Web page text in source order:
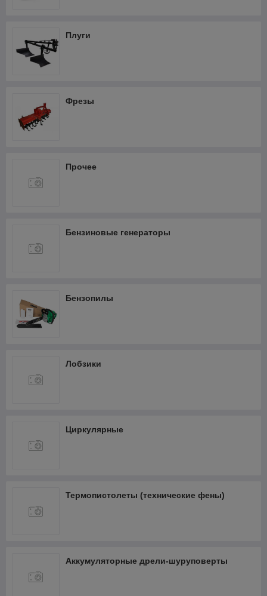
Плуги
Фрезы
Прочее
Бензиновые генераторы
Бензопилы
Лобзики
Циркулярные
Термопистолеты (технические фены)
Аккумуляторные дрели-шуруповерты